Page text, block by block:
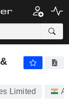
Limited